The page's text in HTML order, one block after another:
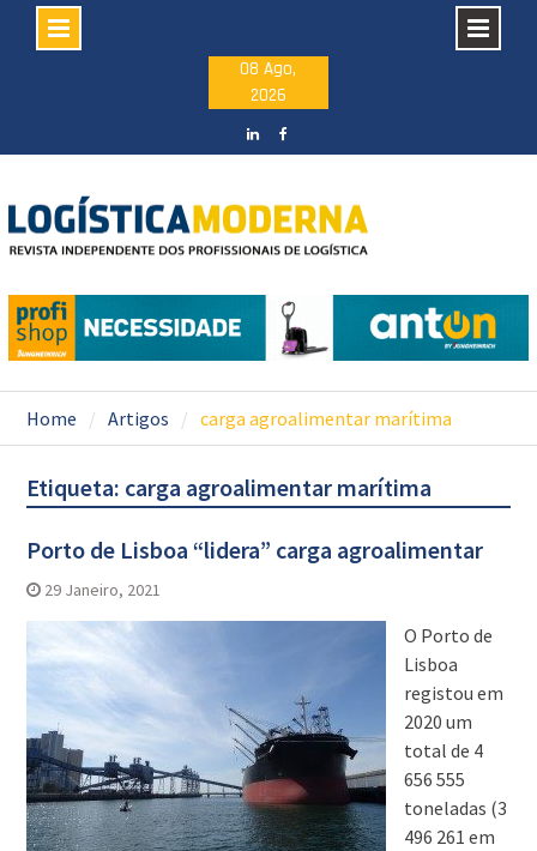
08 Ago,
2026
Home Artigos carga agroalimentar marítima
Etiqueta: carga agroalimentar marítima
Porto de Lisboa “lidera” carga agroalimentar
29 Janeiro, 2021
O Porto de
Lisboa
registou em
2020 um
total de 4
656 555
toneladas (3
496 261 em